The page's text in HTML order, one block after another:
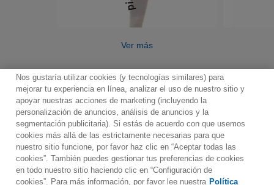
Ver más
Contacto Boletin informativo
Términos de Uso
Política de Privacidad
Mapa web
Política de cookies
Ajustes de Cookies
Nos gustaría utilizar cookies (y tecnologías similares) para
mejorar tu experiencia en línea, analizar el uso de nuestro sitio y
apoyar nuestras acciones de marketing (incluyendo la
personalización de anuncios, análisis de anuncios y la
segmentación publicitaria). Si estás de acuerdo con que usemos
cookies más allá de las estrictamente necesarias para que
nuestro sitio funcione, por favor haz clic en “Aceptar todas las
cookies”. También puedes gestionar tus preferencias de cookies
en todo nuestro sitio haciendo clic en “Configuración de
cookies”. Para más información, por favor lee nuestra Política